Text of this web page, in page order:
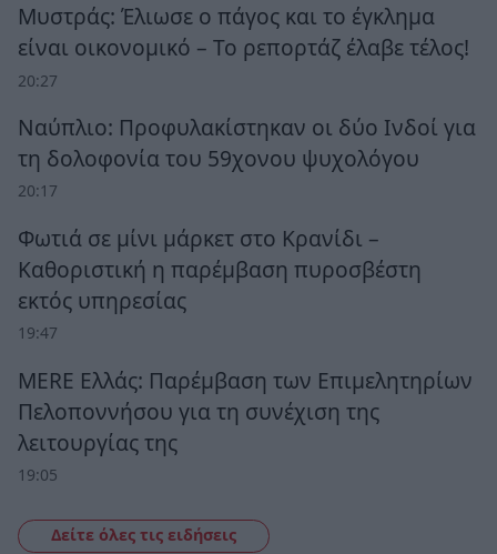
Μυστράς: Έλιωσε ο πάγος και το έγκλημα
είναι οικονομικό – Το ρεπορτάζ έλαβε τέλος!
20:27
Ναύπλιο: Προφυλακίστηκαν οι δύο Ινδοί για
τη δολοφονία του 59χονου ψυχολόγου
20:17
Φωτιά σε μίνι μάρκετ στο Κρανίδι –
Καθοριστική η παρέμβαση πυροσβέστη
εκτός υπηρεσίας
19:47
MERE Ελλάς: Παρέμβαση των Επιμελητηρίων
Πελοποννήσου για τη συνέχιση της
λειτουργίας της
19:05
Δείτε όλες τις ειδήσεις